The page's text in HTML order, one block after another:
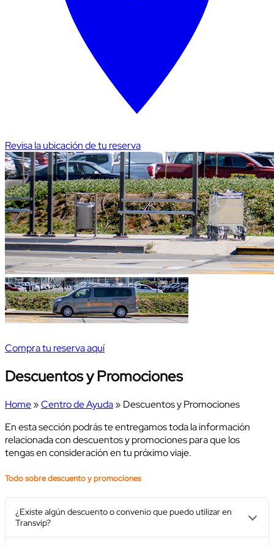
Revisa la ubicación de tu reserva
Compra tu reserva aquí
Descuentos y Promociones
Home»Centro de Ayuda» Descuentos y Promociones
En esta sección podrás te entregamos toda la información
relacionada con descuentos y promociones para que los
tengas en consideración en tu próximo viaje.
Todo sobre descuento y promociones
¿Existe algún descuento o convenio que puedo utilizar en
Transvip?